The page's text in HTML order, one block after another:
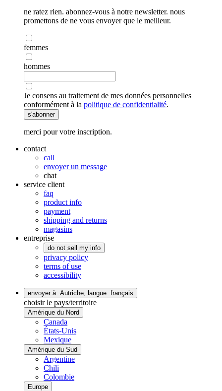
ne ratez rien. abonnez-vous à notre newsletter. nous
promettons de ne vous envoyer que le meilleur.
femmes
hommes
Je consens au traitement de mes données personnelles
conformément à la politique de confidentialité.
s'abonner
merci pour votre inscription.
contact
call
envoyer un message
chat
service client
faq
product info
payment
shipping and returns
magasins
entreprise
do not sell my info
privacy policy
terms of use
accessibility
envoyer à: Autriche, langue: français
choisir le pays/territoire
Amérique du Nord
Canada
États-Unis
Mexique
Amérique du Sud
Argentine
Chili
Colombie
Europe